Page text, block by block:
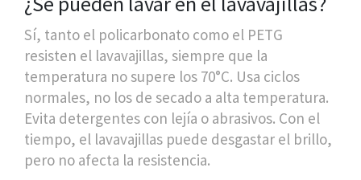
Sí, tanto el policarbonato como el PETG
resisten el lavavajillas, siempre que la
temperatura no supere los 70°C. Usa ciclos
normales, no los de secado a alta temperatura.
Evita detergentes con lejía o abrasivos. Con el
tiempo, el lavavajillas puede desgastar el brillo,
pero no afecta la resistencia.